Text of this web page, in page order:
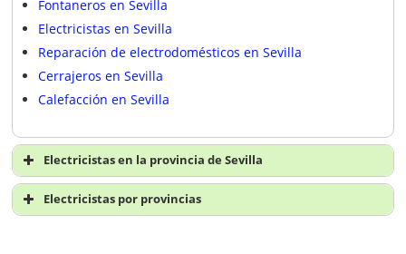
Fontaneros en Sevilla
Electricistas en Sevilla
Reparación de electrodomésticos en Sevilla
Cerrajeros en Sevilla
Calefacción en Sevilla
Electricistas en la provincia de Sevilla
Electricistas en Sevilla
Electricistas por provincias